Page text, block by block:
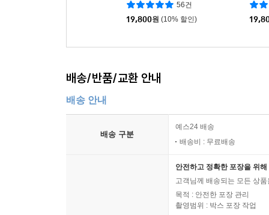
56건
19,800원 (10% 할인)
배송/반품/교환 안내
배송 안내
배송 구분
예스24 배송
배송비 : 무료배송
안전하고 정확한 포장을 위
고객님께 배송되는 모든 상
목적 : 안전한 포장 관리
촬영범위 : 박스 포장 작업